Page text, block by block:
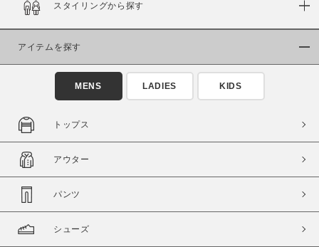
商品タイプ
通常商品
セール価格 WEB限定
在庫
在庫あり
スタイリングから探す
アイテムを探す
MENS LADIES KIDS
トップス
アウター
パンツ
シューズ